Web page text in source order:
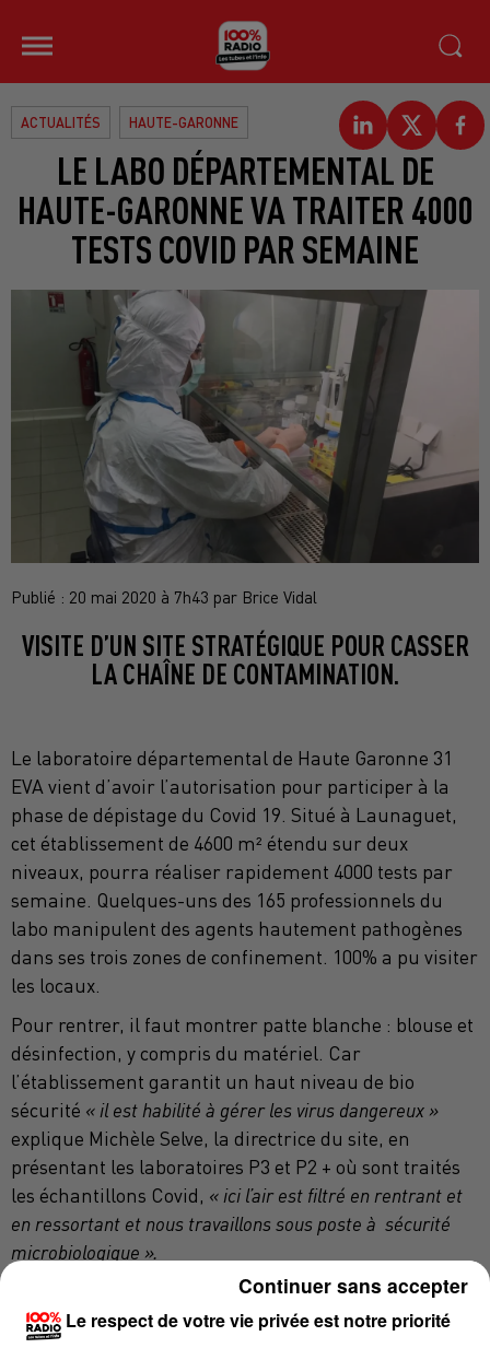
ACTUALITÉS HAUTE-GARONNE
LE LABO DÉPARTEMENTAL DE
HAUTE-GARONNE VA TRAITER 4000
TESTS COVID PAR SEMAINE
Publié : 20 mai 2020 à 7h43 par Brice Vidal
VISITE D’UN SITE STRATÉGIQUE POUR CASSER
LA CHAÎNE DE CONTAMINATION.
Le laboratoire départemental de Haute Garonne 31
EVA vient d’avoir l’autorisation pour participer à la
phase de dépistage du Covid 19. Situé à Launaguet,
cet établissement de 4600 m² étendu sur deux
niveaux, pourra réaliser rapidement 4000 tests par
semaine. Quelques-uns des 165 professionnels du
labo manipulent des agents hautement pathogènes
dans ses trois zones de confinement. 100% a pu visiter
les locaux.
Pour rentrer, il faut montrer patte blanche : blouse et
désinfection, y compris du matériel. Car
l’établissement garantit un haut niveau de bio
sécurité « il est habilité à gérer les virus dangereux »
explique Michèle Selve, la directrice du site, en
présentant les laboratoires P3 et P2 + où sont traités
les échantillons Covid, « ici l’air est filtré en rentrant et
en ressortant et nous travaillons sous poste à sécurité
microbiologique ».
Le respect de votre vie privée est notre priorité
Continuer sans accepter